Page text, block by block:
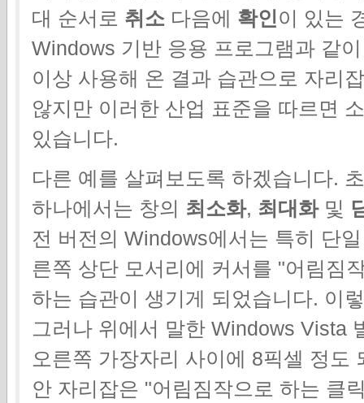
대 순서로 취소 다음에 확인이 있는
Windows 기반 응용 프로그램과 같
이상 사용해 온 결과 습관으로 자리
않지만 이러한 산업 표준을 따르면
있습니다.
다른 예를 살펴보도록 하겠습니다.
하나에서는 창의 최소화, 최대화및
전 버전의 Windows에서는 특히 단
른쪽 상단 모서리에 커서를 "어림짐
하는 습관이 생기게 되었습니다. 이
그러나 위에서 말한 Windows Vista
오른쪽 가장자리 사이에 8픽셀 정도
안 자리잡은 "어림짐작으로 하는 클